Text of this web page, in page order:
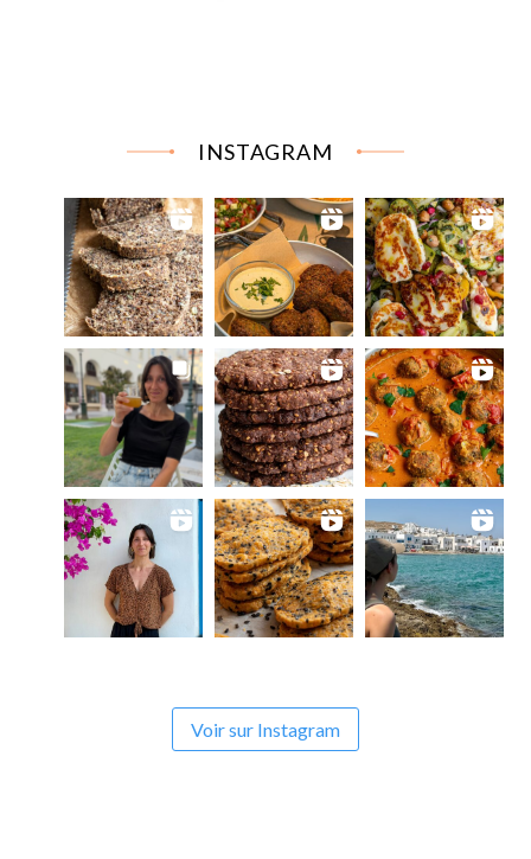
INSTAGRAM
Voir sur Instagram